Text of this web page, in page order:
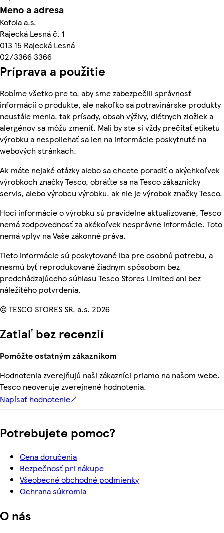
Meno a adresa
Kofola a.s.
Rajecká Lesná č. 1
013 15 Rajecká Lesná
02/3366 3366
Príprava a použitie
Robíme všetko pre to, aby sme zabezpečili správnosť
informácií o produkte, ale nakoľko sa potravinárske produkty
neustále menia, tak prísady, obsah výživy, diétnych zložiek a
alergénov sa môžu zmeniť. Mali by ste si vždy prečítať etiketu
výrobku a nespoliehať sa len na informácie poskytnuté na
webových stránkach.
Ak máte nejaké otázky alebo sa chcete poradiť o akýchkoľvek
výrobkoch značky Tesco, obráťte sa na Tesco zákaznícky
servis, alebo výrobcu výrobku, ak nie je výrobok značky Tesco.
Hoci informácie o výrobku sú pravidelne aktualizované, Tesco
nemá zodpovednosť za akékoľvek nesprávne informácie. Toto
nemá vplyv na Vaše zákonné práva.
Tieto informácie sú poskytované iba pre osobnú potrebu, a
nesmú byť reprodukované žiadnym spôsobom bez
predchádzajúceho súhlasu Tesco Stores Limited ani bez
náležitého potvrdenia.
© TESCO STORES SR, a.s. 2026
Zatiaľ bez recenzií
Pomôžte ostatným zákazníkom
Hodnotenia zverejňujú naši zákazníci priamo na našom webe.
Tesco neoveruje zverejnené hodnotenia.
Napísať hodnotenie
Potrebujete pomoc?
Cena doručenia
Bezpečnosť pri nákupe
Všeobecné obchodné podmienky
Ochrana súkromia
O nás